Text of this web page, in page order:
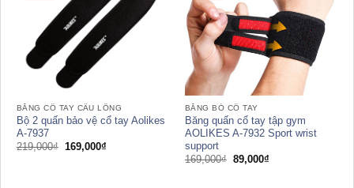
BĂNG CỔ TAY CẦU LÔNG
Bộ 2 quấn bảo vệ cổ tay Aolikes
A-7937
219,000₫ Giá
169,000₫Giá
BĂNG BÓ CỔ TAY
Băng quấn cổ tay tập gym
AOLIKES A-7932 Sport wrist
support
169,000₫ Giá
gốc
89,000₫Giá